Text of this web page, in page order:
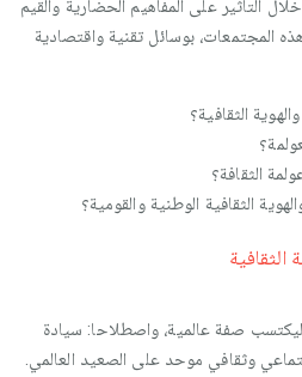
التأثير على المفاهيم الحضارية والقيم
هذه المجتمعات، بوسائل تقنية واقتصادية
الثقافية؟
الثقافة؟
الثقافية الوطنية والقومية؟
الثقافية
صفة عالمية، واصطلاحا: سيادة
وثقافي موحد على الصعيد العالمي.